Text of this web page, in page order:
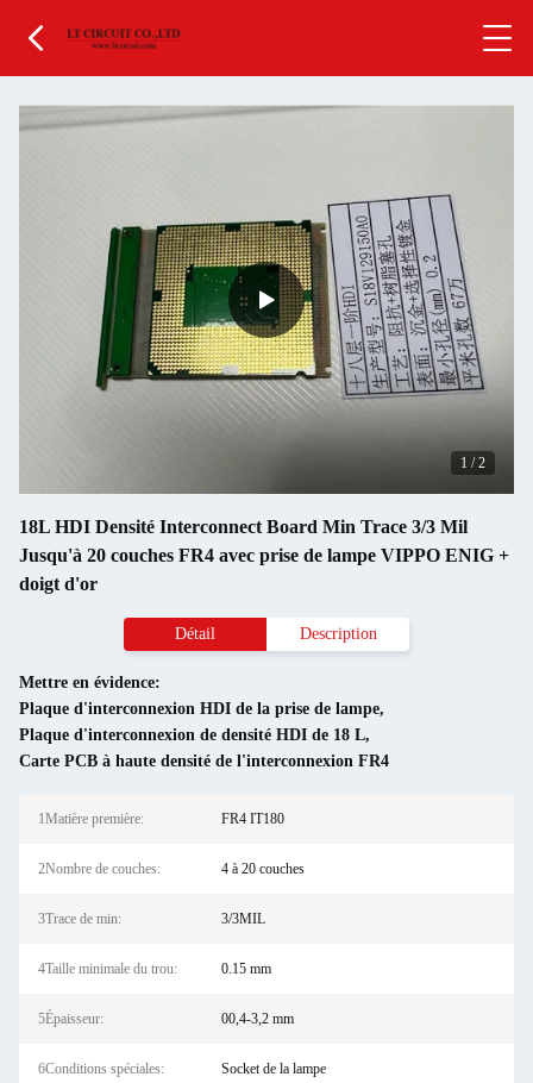
1 /2
18L HDI Densité Interconnect Board Min Trace 3/3 Mil
Jusqu'à 20 couches FR4 avec prise de lampe VIPPO ENIG +
doigt d'or
Détail Description
Mettre en évidence:
Plaque d'interconnexion HDI de la prise de lampe,
Plaque d'interconnexion de densité HDI de 18 L,
Carte PCB à haute densité de l'interconnexion FR4
1Matière première: FR4 IT180
2Nombre de couches: 4 à 20 couches
3Trace de min: 3/3MIL
4Taille minimale du trou: 0.15 mm
5Épaisseur: 00,4-3,2 mm
6Conditions spéciales: Socket de la lampe